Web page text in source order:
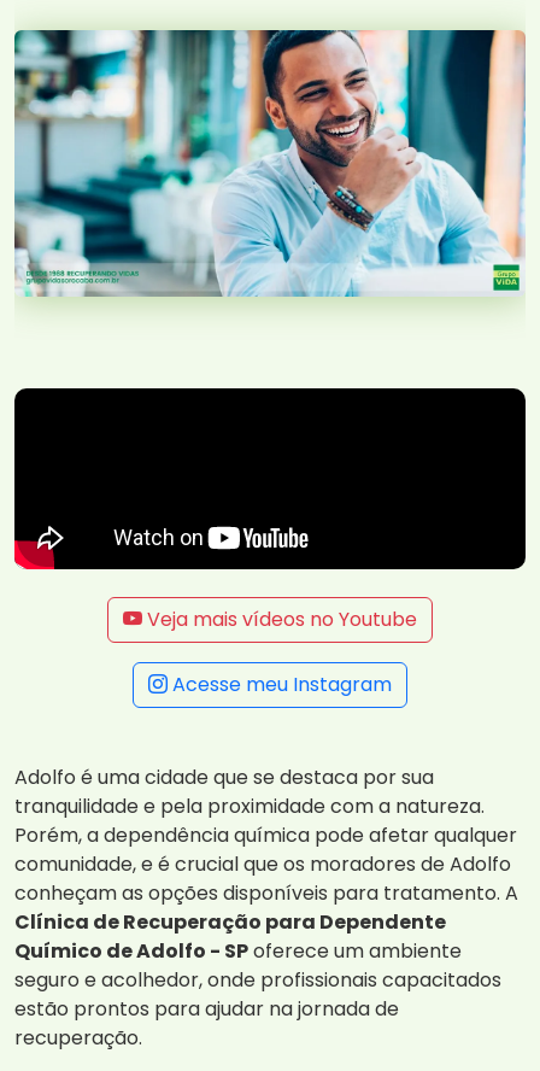
Veja mais vídeos no Youtube
Acesse meu Instagram
Adolfo é uma cidade que se destaca por sua
tranquilidade e pela proximidade com a natureza.
Porém, a dependência química pode afetar qualquer
comunidade, e é crucial que os moradores de Adolfo
conheçam as opções disponíveis para tratamento. A
Clínica de Recuperação para Dependente
Químico de Adolfo - SPoferece um ambiente
seguro e acolhedor, onde profissionais capacitados
estão prontos para ajudar na jornada de
recuperação.